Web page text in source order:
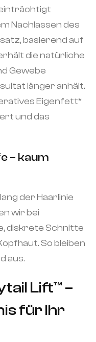
Nachlassen des
basierend auf
die natürliche
Gewebe
länger anhält.
Eigenfett*
und das
– kaum
der Haarlinie
wir bei
diskrete Schnitte
So bleiben
aus.
Lift™️ –
für Ihr